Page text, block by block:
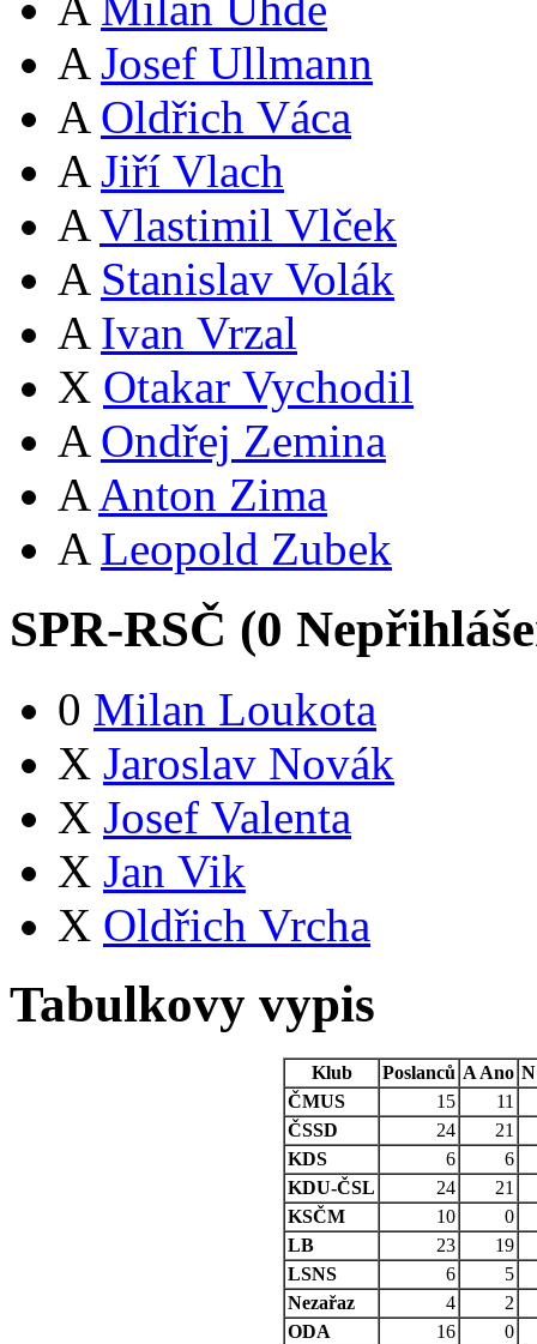
A Josef Ullmann
A Oldřich Váca
A Jiří Vlach
A Vlastimil Vlček
A Stanislav Volák
A Ivan Vrzal
X Otakar Vychodil
A Ondřej Zemina
A Anton Zima
A Leopold Zubek
SPR-RSČ (0
0 Milan Loukota
X Jaroslav Novák
X Josef Valenta
X Jan Vik
X Oldřich Vrcha
Tabulkovy vypis
Klub Poslanců A Ano N
ČMUS
15
11
ČSSD
24
21
KDS
6
6
KDU-ČSL
24
21
KSČM
10
0
LB
23
19
LSNS
6
5
Nezařaz
4
2
ODA
16
0